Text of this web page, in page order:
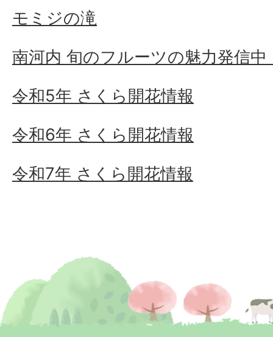
モミジの滝
南河内 旬のフルーツの魅力発信中
令和5年 さくら開花情報
令和6年 さくら開花情報
令和7年 さくら開花情報